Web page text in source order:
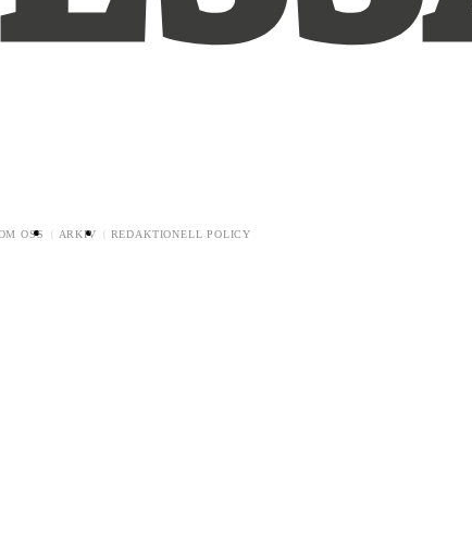
OSS ARKIV REDAKTIONELL POLICY